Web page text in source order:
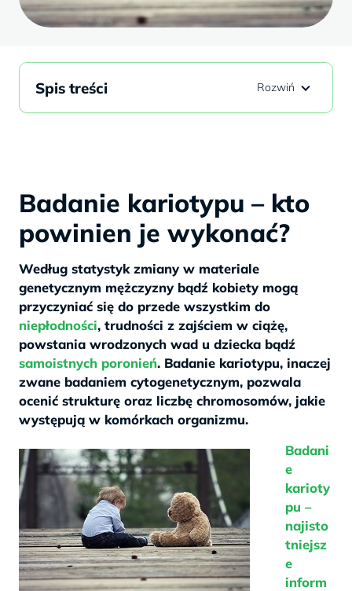
Badanie kariotypu – kto
powinien je wykonać?
Według statystyk zmiany w materiale
genetycznym mężczyzny bądź kobiety mogą
przyczyniać się do przede wszystkim do
niepłodności, trudności z zajściem w ciążę,
powstania wrodzonych wad u dziecka bądź
samoistnych poronień. Badanie kariotypu, inaczej
zwane badaniem cytogenetycznym, pozwala
ocenić strukturę oraz liczbę chromosomów, jakie
występują w komórkach organizmu.
Badani
e
karioty
pu –
najisto
tniejsz
e
inform
Spis treści